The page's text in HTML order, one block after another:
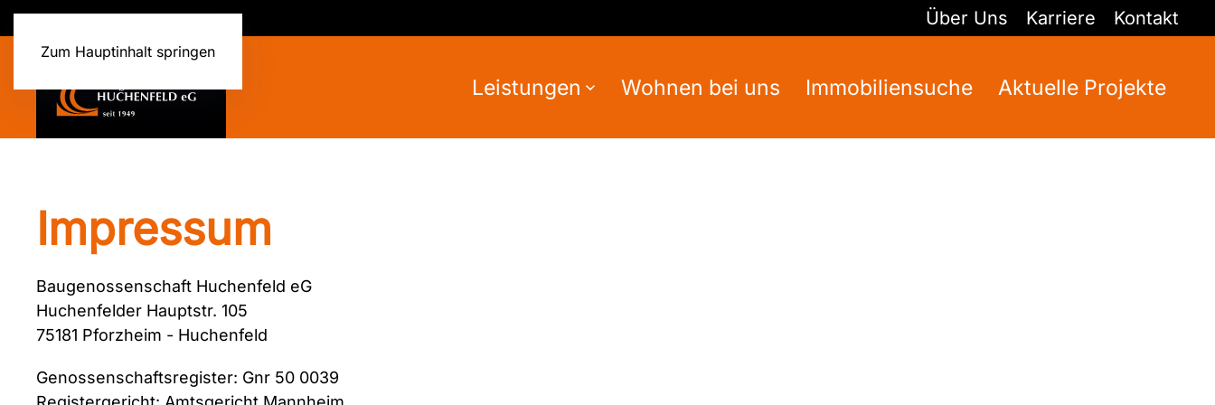
Zum Hauptinhalt springen
Über Uns Karriere Kontakt
Leistungen Wohnen bei uns Immobiliensuche Aktuelle Projekte
Impressum
Baugenossenschaft Huchenfeld eG
Huchenfelder Hauptstr. 105
75181 Pforzheim - Huchenfeld
Genossenschaftsregister: Gnr 50 0039